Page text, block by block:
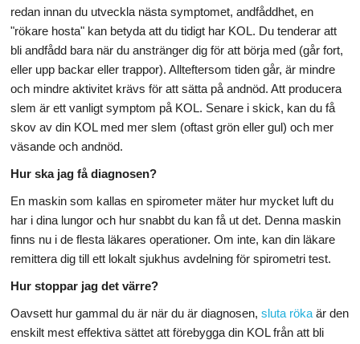
redan innan du utveckla nästa symptomet, andfåddhet, en
"rökare hosta" kan betyda att du tidigt har KOL. Du tenderar att
bli andfådd bara när du anstränger dig för att börja med (går fort,
eller upp backar eller trappor). Allteftersom tiden går, är mindre
och mindre aktivitet krävs för att sätta på andnöd. Att producera
slem är ett vanligt symptom på KOL. Senare i skick, kan du få
skov av din KOL med mer slem (oftast grön eller gul) och mer
väsande och andnöd.
Hur ska jag få diagnosen?
En maskin som kallas en spirometer mäter hur mycket luft du
har i dina lungor och hur snabbt du kan få ut det. Denna maskin
finns nu i de flesta läkares operationer. Om inte, kan din läkare
remittera dig till ett lokalt sjukhus avdelning för spirometri test.
Hur stoppar jag det värre?
Oavsett hur gammal du är när du är diagnosen, sluta röka är den
enskilt mest effektiva sättet att förebygga din KOL från att bli